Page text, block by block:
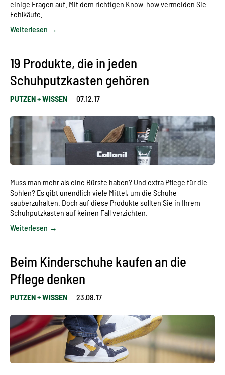
einige Fragen auf. Mit dem richtigen Know-how vermeiden Sie
Fehlkäufe.
Weiterlesen →
19 Produkte, die in jeden
Schuhputzkasten gehören
PUTZEN + WISSEN 07.12.17
Muss man mehr als eine Bürste haben? Und extra Pflege für die
Sohlen? Es gibt unendlich viele Mittel, um die Schuhe
sauberzuhalten. Doch auf diese Produkte sollten Sie in Ihrem
Schuhputzkasten auf keinen Fall verzichten.
Weiterlesen →
Beim Kinderschuhe kaufen an die
Pflege denken
PUTZEN + WISSEN 23.08.17